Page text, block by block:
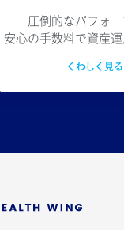
圧倒的なパフォ
安心の手数料で資産
くわしく見